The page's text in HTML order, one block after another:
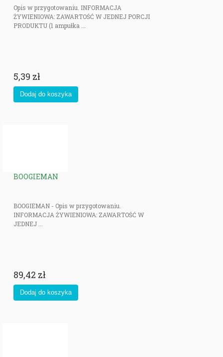
Opis w przygotowaniu. INFORMACJA
ŻYWIENIOWA: ZAWARTOŚĆ W JEDNEJ PORCJI
PRODUKTU (1 ampułka ...
5,39 zł
BOOGIEMAN
BOOGIEMAN - Opis w przygotowaniu.
INFORMACJA ŻYWIENIOWA: ZAWARTOŚĆ W
JEDNEJ ...
89,42 zł